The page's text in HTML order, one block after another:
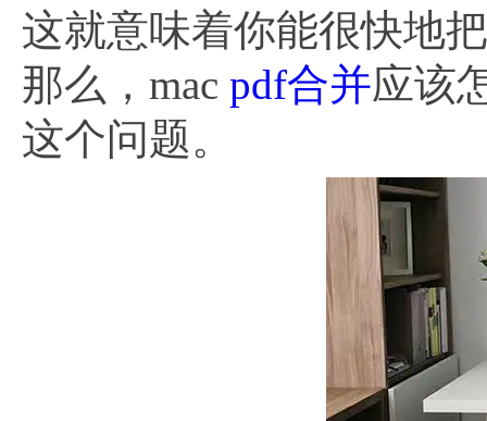
这就意味着你能很快地
那么，mac pdf合并应该
这个问题。